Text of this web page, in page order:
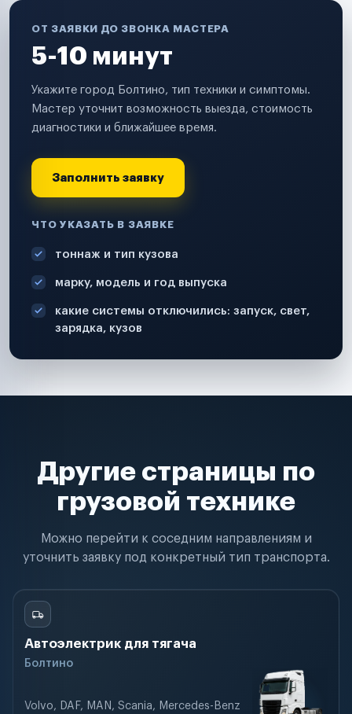
ОТ ЗАЯВКИ ДО ЗВОНКА МАСТЕРА
5-10 минут
Укажите город Болтино, тип техники и симптомы.
Мастер уточнит возможность выезда, стоимость
диагностики и ближайшее время.
Заполнить заявку
ЧТО УКАЗАТЬ В ЗАЯВКЕ
тоннаж и тип кузова
марку, модель и год выпуска
какие системы отключились: запуск, свет,
зарядка, кузов
Другие страницы по
грузовой технике
Можно перейти к соседним направлениям и
уточнить заявку под конкретный тип транспорта.
Автоэлектрик для тягача
Болтино
Volvo, DAF, MAN, Scania, Mercedes-Benz